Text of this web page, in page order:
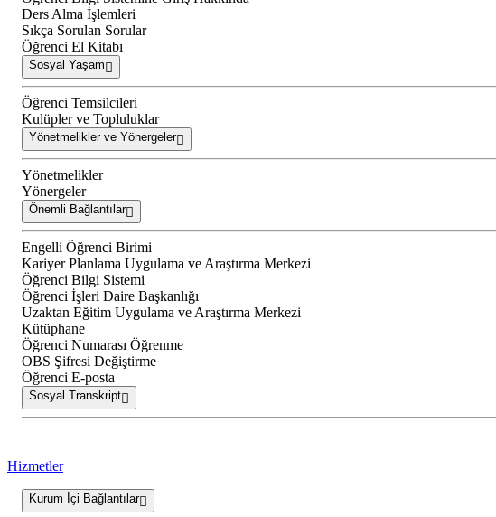
Ders Alma İşlemleri
Sıkça Sorulan Sorular
Öğrenci El Kitabı
Sosyal Yaşam
Öğrenci Temsilcileri
Kulüpler ve Topluluklar
Yönetmelikler ve Yönergeler
Yönetmelikler
Yönergeler
Önemli Bağlantılar
Engelli Öğrenci Birimi
Kariyer Planlama Uygulama ve Araştırma Merkezi
Öğrenci Bilgi Sistemi
Öğrenci İşleri Daire Başkanlığı
Uzaktan Eğitim Uygulama ve Araştırma Merkezi
Kütüphane
Öğrenci Numarası Öğrenme
OBS Şifresi Değiştirme
Öğrenci E-posta
Sosyal Transkript
Hizmetler
Kurum İçi Bağlantılar